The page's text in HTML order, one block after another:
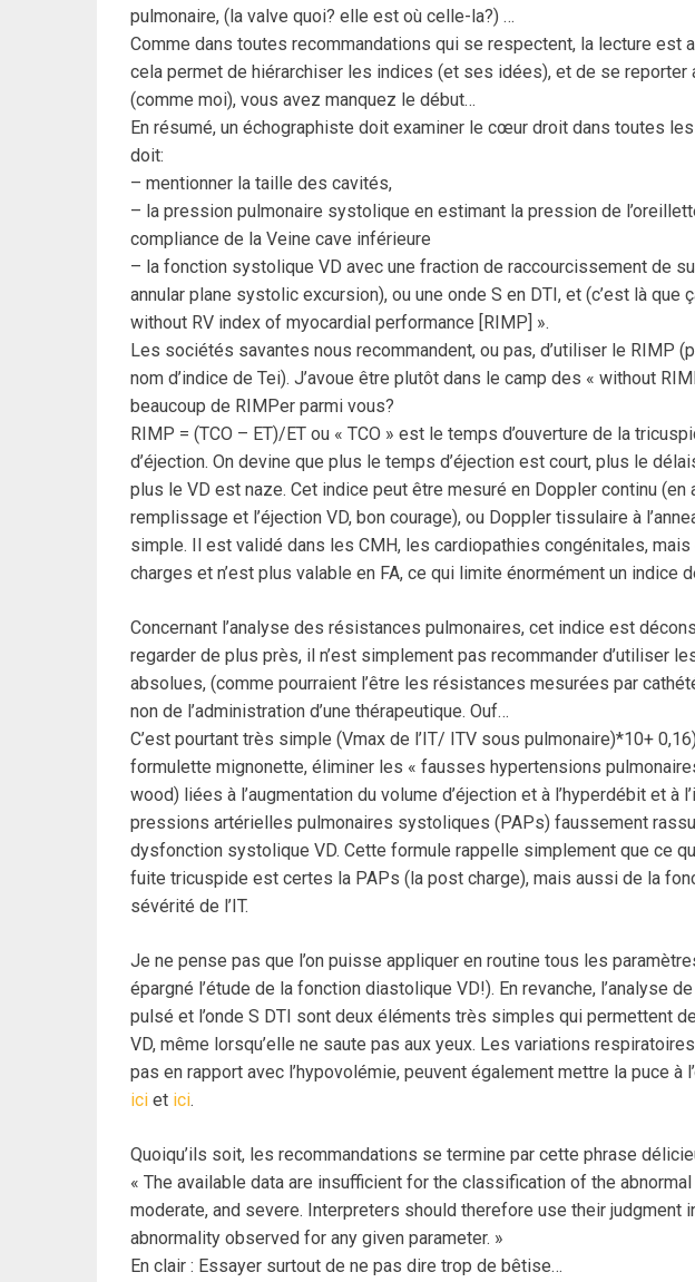
pulmonaire, (la valve quoi? elle est où celle-la?) …
Comme dans toutes recommandations qui se respectent, la lecture est
cela permet de hiérarchiser les indices (et ses idées), et de se reporter
(comme moi), vous avez manquez le début…
En résumé, un échographiste doit examiner le cœur droit dans toutes
doit:
– mentionner la taille des cavités,
– la pression pulmonaire systolique en estimant la pression de
compliance de la Veine cave inférieure
– la fonction systolique VD avec une fraction de raccourcissement de
annular plane systolic excursion), ou une onde S en DTI, et (c’est là que
without RV index of myocardial performance [RIMP] ».
Les sociétés savantes nous recommandent, ou pas, d’utiliser le RIMP
nom d’indice de Tei). J’avoue être plutôt dans le camp des « without
beaucoup de RIMPer parmi vous?
RIMP = (TCO – ET)/ET ou « TCO » est le temps d’ouverture de la
d’éjection. On devine que plus le temps d’éjection est court, plus le
plus le VD est naze. Cet indice peut être mesuré en Doppler continu (en
remplissage et l’éjection VD, bon courage), ou Doppler tissulaire à
simple. Il est validé dans les CMH, les cardiopathies congénitales,
charges et n’est plus valable en FA, ce qui limite énormément un indice
Concernant l’analyse des résistances pulmonaires, cet indice est
regarder de plus près, il n’est simplement pas recommander d’utiliser
absolues, (comme pourraient l’être les résistances mesurées par
non de l’administration d’une thérapeutique. Ouf…
C’est pourtant très simple (Vmax de l’IT/ ITV sous pulmonaire)*10+
formulette mignonette, éliminer les « fausses hypertensions
wood) liées à l’augmentation du volume d’éjection et à l’hyperdébit et à
pressions artérielles pulmonaires systoliques (PAPs) faussement
dysfonction systolique VD. Cette formule rappelle simplement que ce
fuite tricuspide est certes la PAPs (la post charge), mais aussi de la
sévérité de l’IT.
Je ne pense pas que l’on puisse appliquer en routine tous les
épargné l’étude de la fonction diastolique VD!). En revanche, l’analyse
pulsé et l’onde S DTI sont deux éléments très simples qui permettent
VD, même lorsqu’elle ne saute pas aux yeux. Les variations
pas en rapport avec l’hypovolémie, peuvent également mettre la puce à
ici et ici.
Quoiqu’ils soit, les recommandations se termine par cette phrase
« The available data are insufficient for the classification of the
moderate, and severe. Interpreters should therefore use their judgment
abnormality observed for any given parameter. »
En clair : Essayer surtout de ne pas dire trop de bêtise…